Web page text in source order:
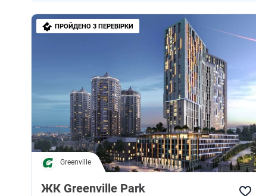
ПРОЙДЕНО 3 ПЕРЕВІРКИ
Greenville
ЖК Greenville Park